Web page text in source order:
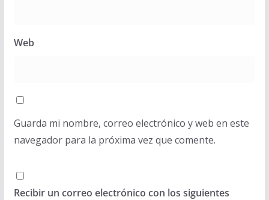
Web
Guarda mi nombre, correo electrónico y web en este
navegador para la próxima vez que comente.
Recibir un correo electrónico con los siguientes